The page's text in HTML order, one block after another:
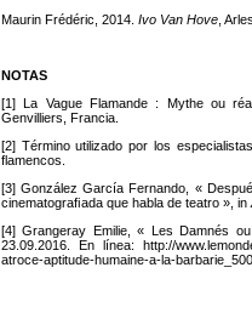
Maurin Frédéric, 2014. Ivo Van Hove,
NOTAS
[1] La Vague Flamande : Mythe ou
Genvilliers, Francia.
[2] Términoutilizado por los
flamencos.
[3] González García Fernando, «
cinematograﬁada que habla de teatro », in
[4] Grangeray Emilie, « Les Damnés
23.09.2016. En línea: http://
atroce-aptitude-humaine-a-la-